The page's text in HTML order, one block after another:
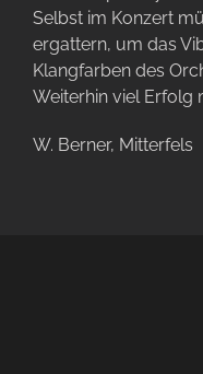
Selbst im Konzert
ergattern, um das
Klangfarben des
Weiterhin viel Erfolg
W. Berner, Mitterfels